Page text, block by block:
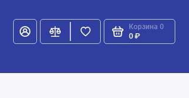
Корзина 0
0 ₽